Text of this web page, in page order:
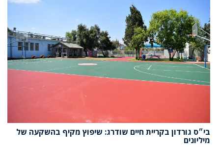
בי״ס גורדון בקריית חיים שודרג: שיפוץ מקיף בהשקעה של
מיליונים